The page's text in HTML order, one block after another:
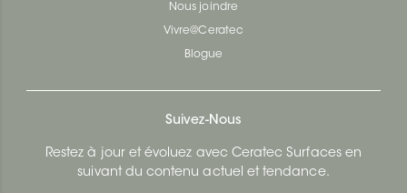
Nous joindre
Vivre@Ceratec
Blogue
Suivez-Nous
Restez à jour et évoluez avec Ceratec Surfaces en
suivant du contenu actuel et tendance.